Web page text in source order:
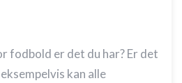
fodbold er det du har? Er det
kan alle